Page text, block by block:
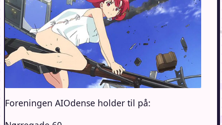
Foreningen AIOdense holder til på: